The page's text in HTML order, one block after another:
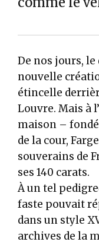
De nos jours,
nouvelle
étincelle
Louvre. Mais à
maison –
de la cour,
souverains de
ses 140 carats.
À un tel
faste pouvait
dans un style
archives de la